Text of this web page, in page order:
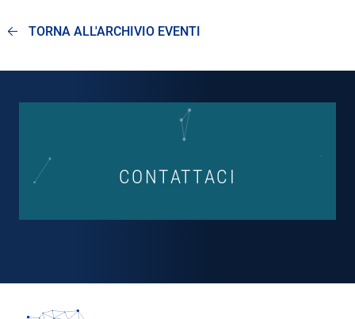
TORNA ALL'ARCHIVIO EVENTI
CONTATTACI